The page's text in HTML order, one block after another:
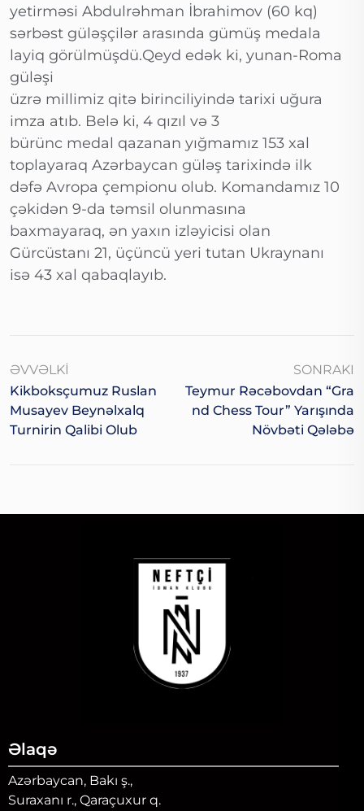
yetirməsi Abdulrəhman İbrahimov (60 kq)
sərbəst güləşçilər arasında gümüş medala
layiq görülmüşdü.Qeyd edək ki, yunan-Roma
güləşi
üzrə millimiz qitə birinciliyində tarixi uğura
imza atıb. Belə ki, 4 qızıl və 3
bürünc medal qazanan yığmamız 153 xal
toplayaraq Azərbaycan güləş tarixində ilk
dəfə Avropa çempionu olub. Komandamız 10
çəkidən 9-da təmsil olunmasına
baxmayaraq, ən yaxın izləyicisi olan
Gürcüstanı 21, üçüncü yeri tutan Ukraynanı
isə 43 xal qabaqlayıb.
ƏVVƏLKI
Kikboksçumuz Ruslan
Musayev Beynəlxalq
Turnirin Qalibi Olub
SONRAKI
Teymur Rəcəbovdan “Gra
Nd Chess Tour” Yarışında
Növbəti Qələbə
Əlaqə
Azərbaycan, Bakı ş.,
Suraxanı r., Qaraçuxur q.